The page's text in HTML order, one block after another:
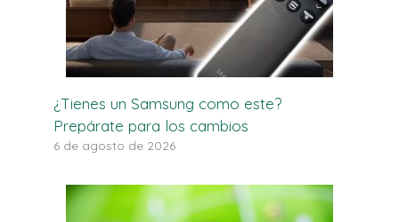
¿Tienes un Samsung como este?
Prepárate para los cambios
6 de agosto de 2026